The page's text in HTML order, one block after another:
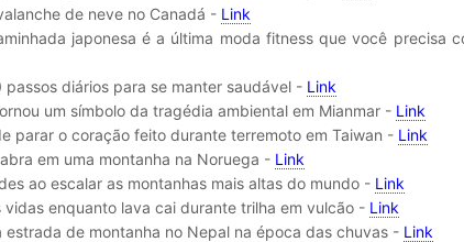
de neve no Canadá - Link
japonesa é a última moda fitness que você precisa
diários para se manter saudável - Link
um símbolo da tragédia ambiental em Mianmar - Link
parar o coração feito durante terremoto em Taiwan - Link
em uma montanha na Noruega - Link
ao escalar as montanhas mais altas do mundo - Link
enquanto lava cai durante trilha em vulcão - Link
de montanha no Nepal na época das chuvas - Link